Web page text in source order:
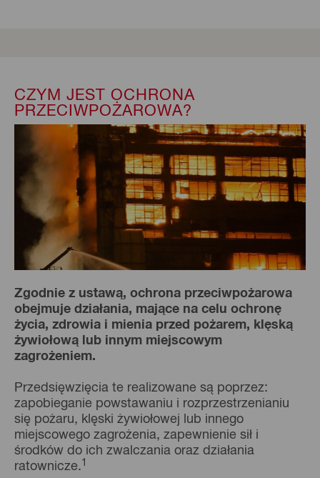
CZYM JEST OCHRONA
PRZECIWPOŻAROWA?
Zgodnie z ustawą, ochrona przeciwpożarowa
obejmuje działania, mające na celu ochronę
życia, zdrowia i mienia przed pożarem, klęską
żywiołową lub innym miejscowym
zagrożeniem.
Przedsięwzięcia te realizowane są poprzez:
zapobieganie powstawaniu i rozprzestrzenianiu
się pożaru, klęski żywiołowej lub innego
miejscowego zagrożenia, zapewnienie sił i
środków do ich zwalczania oraz działania
ratownicze.1